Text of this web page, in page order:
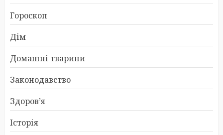
Гороскоп
Дім
Домашні тварини
Законодавство
Здоров’я
Історія